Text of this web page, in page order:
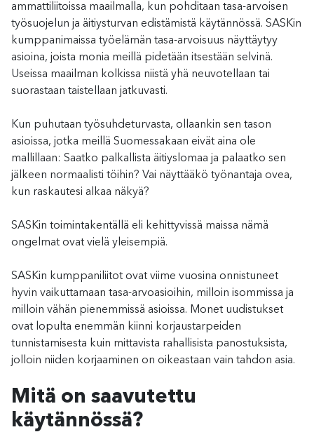
ammattiliitoissa maailmalla, kun pohditaan tasa-arvoisen
työsuojelun ja äitiysturvan edistämistä käytännössä. SASKin
kumppanimaissa työelämän tasa-arvoisuus näyttäytyy
asioina, joista monia meillä pidetään itsestään selvinä.
Useissa maailman kolkissa niistä yhä neuvotellaan tai
suorastaan taistellaan jatkuvasti.
Kun puhutaan työsuhdeturvasta, ollaankin sen tason
asioissa, jotka meillä Suomessakaan eivät aina ole
mallillaan: Saatko palkallista äitiyslomaa ja palaatko sen
jälkeen normaalisti töihin? Vai näyttääkö työnantaja ovea,
kun raskautesi alkaa näkyä?
SASKin toimintakentällä eli kehittyvissä maissa nämä
ongelmat ovat vielä yleisempiä.
SASKin kumppaniliitot ovat viime vuosina onnistuneet
hyvin vaikuttamaan tasa-arvoasioihin, milloin isommissa ja
milloin vähän pienemmissä asioissa. Monet uudistukset
ovat lopulta enemmän kiinni korjaustarpeiden
tunnistamisesta kuin mittavista rahallisista panostuksista,
jolloin niiden korjaaminen on oikeastaan vain tahdon asia.
Mitä on saavutettu
käytännössä?